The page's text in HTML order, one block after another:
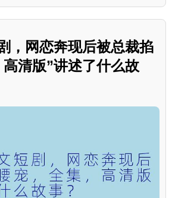
，网恋奔现后被总裁掐
清版”讲述了什么故